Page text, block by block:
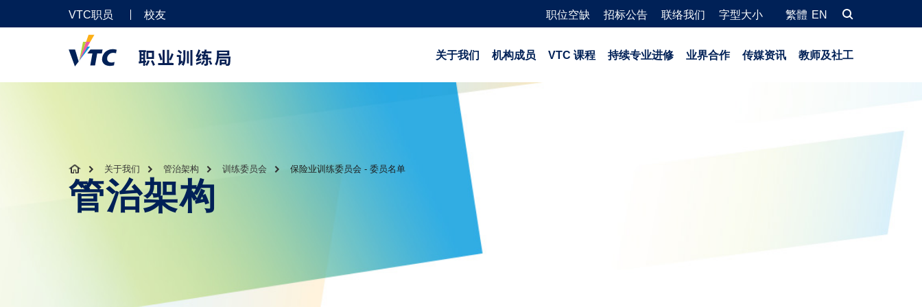
VTC职员 校友 职位空缺 招标公告 联络我们 字型大小 繁體 EN
关于我们 机构成员 VTC 课程 持续专业进修 业界合作 传媒资讯 教师及社工
关于我们 管治架构 训练委员会 保险业训练委员会 - 委员名单
管治架构